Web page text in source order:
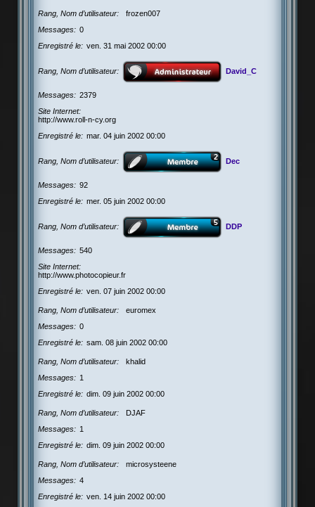
Rang, Nom d’utilisateur
frozen007
Messages
0
Enregistré le
ven. 31 mai 2002 00:00
Rang, Nom d’utilisateur David_C
Messages
2379
Site Internet
http://www.roll-n-cy.org
Enregistré le
mar. 04 juin 2002 00:00
Rang, Nom d’utilisateur Dec
Messages
92
Enregistré le
mer. 05 juin 2002 00:00
Rang, Nom d’utilisateur DDP
Messages
540
Site Internet
http://www.photocopieur.fr
Enregistré le
ven. 07 juin 2002 00:00
Rang, Nom d’utilisateur
euromex
Messages
0
Enregistré le
sam. 08 juin 2002 00:00
Rang, Nom d’utilisateur
khalid
Messages
1
Enregistré le
dim. 09 juin 2002 00:00
Rang, Nom d’utilisateur
DJAF
Messages
1
Enregistré le
dim. 09 juin 2002 00:00
Rang, Nom d’utilisateur
microsysteene
Messages
4
Enregistré le
ven. 14 juin 2002 00:00